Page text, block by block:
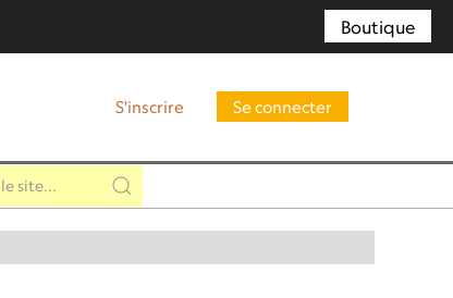
Boutique
S'inscrire Se connecter